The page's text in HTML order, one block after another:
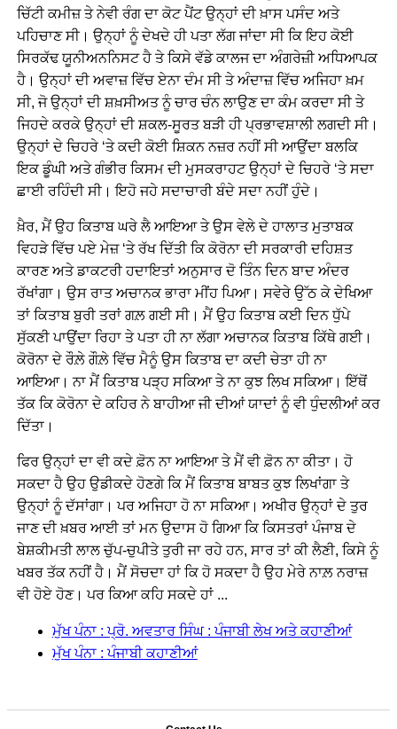
ਚਿੱਟੀ ਕਮੀਜ਼ ਤੇ ਨੇਵੀ ਰੰਗ ਦਾ ਕੋਟ ਪੈਂਟ ਉਨ੍ਹਾਂ ਦੀ ਖ਼ਾਸ ਪਸੰਦ ਅਤੇ
ਪਹਿਚਾਣ ਸੀ। ਉਨ੍ਹਾਂ ਨੂੰ ਦੇਖਦੇ ਹੀ ਪਤਾ ਲੱਗ ਜਾਂਦਾ ਸੀ ਕਿ ਇਹ ਕੋਈ
ਸਿਰਕੱਢ ਯੂਨੀਅਨਨਿਸਟ ਹੈ ਤੇ ਕਿਸੇ ਵੱਡੇ ਕਾਲਜ ਦਾ ਅੰਗਰੇਜ਼ੀ ਅਧਿਆਪਕ
ਹੈ। ਉਨ੍ਹਾਂ ਦੀ ਅਵਾਜ਼ ਵਿੱਚ ਏਨਾ ਦੰਮ ਸੀ ਤੇ ਅੰਦਾਜ਼ ਵਿੱਚ ਅਜਿਹਾ ਖ਼ਮ
ਸੀ, ਜੋ ਉਨ੍ਹਾਂ ਦੀ ਸ਼ਖ਼ਸੀਅਤ ਨੂੰ ਚਾਰ ਚੰਨ ਲਾਉਣ ਦਾ ਕੰਮ ਕਰਦਾ ਸੀ ਤੇ
ਜਿਹਦੇ ਕਰਕੇ ਉਨ੍ਹਾਂ ਦੀ ਸ਼ਕਲ-ਸੂਰਤ ਬੜੀ ਹੀ ਪ੍ਰਭਾਵਸ਼ਾਲੀ ਲਗਦੀ ਸੀ।
ਉਨ੍ਹਾਂ ਦੇ ਚਿਹਰੇ ‘ਤੇ ਕਦੀ ਕੋਈ ਸ਼ਿਕਨ ਨਜ਼ਰ ਨਹੀਂ ਸੀ ਆਉਂਦਾ ਬਲਕਿ
ਇਕ ਡੂੰਘੀ ਅਤੇ ਗੰਭੀਰ ਕਿਸਮ ਦੀ ਮੁਸਕਰਾਹਟ ਉਨ੍ਹਾਂ ਦੇ ਚਿਹਰੇ ‘ਤੇ ਸਦਾ
ਛਾਈ ਰਹਿੰਦੀ ਸੀ। ਇਹੋ ਜਹੇ ਸਦਾਚਾਰੀ ਬੰਦੇ ਸਦਾ ਨਹੀਂ ਹੁੰਦੇ।
ਖ਼ੈਰ, ਮੈਂ ਉਹ ਕਿਤਾਬ ਘਰੇ ਲੈ ਆਇਆ ਤੇ ਉਸ ਵੇਲੇ ਦੇ ਹਾਲਾਤ ਮੁਤਾਬਕ
ਵਿਹੜੇ ਵਿੱਚ ਪਏ ਮੇਜ਼ ‘ਤੇ ਰੱਖ ਦਿੱਤੀ ਕਿ ਕੋਰੋਨਾ ਦੀ ਸਰਕਾਰੀ ਦਹਿਸ਼ਤ
ਕਾਰਣ ਅਤੇ ਡਾਕਟਰੀ ਹਦਾਇਤਾਂ ਅਨੁਸਾਰ ਦੋ ਤਿੰਨ ਦਿਨ ਬਾਦ ਅੰਦਰ
ਰੱਖਾਂਗਾ। ਉਸ ਰਾਤ ਅਚਾਨਕ ਭਾਰਾ ਮੀਂਹ ਪਿਆ। ਸਵੇਰੇ ਉੱਠ ਕੇ ਦੇਖਿਆ
ਤਾਂ ਕਿਤਾਬ ਬੁਰੀ ਤਰਾਂ ਗਲ਼ ਗਈ ਸੀ। ਮੈਂ ਉਹ ਕਿਤਾਬ ਕਈ ਦਿਨ ਧੁੱਪੇ
ਸੁੱਕਣੀ ਪਾਉਂਦਾ ਰਿਹਾ ਤੇ ਪਤਾ ਹੀ ਨਾ ਲੱਗਾ ਅਚਾਨਕ ਕਿਤਾਬ ਕਿੱਥੇ ਗਈ।
ਕੋਰੋਨਾ ਦੇ ਰੌਲ਼ੇ ਗੌਲ਼ੇ ਵਿੱਚ ਮੈਨੂੰ ਉਸ ਕਿਤਾਬ ਦਾ ਕਦੀ ਚੇਤਾ ਹੀ ਨਾ
ਆਇਆ। ਨਾ ਮੈਂ ਕਿਤਾਬ ਪੜ੍ਹ ਸਕਿਆ ਤੇ ਨਾ ਕੁਝ ਲਿਖ ਸਕਿਆ। ਇੱਥੋਂ
ਤੱਕ ਕਿ ਕੋਰੋਨਾ ਦੇ ਕਹਿਰ ਨੇ ਬਾਹੀਆ ਜੀ ਦੀਆਂ ਯਾਦਾਂ ਨੂੰ ਵੀ ਧੁੰਦਲੀਆਂ ਕਰ
ਦਿੱਤਾ।
ਫਿਰ ਉਨ੍ਹਾਂ ਦਾ ਵੀ ਕਦੇ ਫ਼ੋਨ ਨਾ ਆਇਆ ਤੇ ਮੈਂ ਵੀ ਫ਼ੋਨ ਨਾ ਕੀਤਾ। ਹੋ
ਸਕਦਾ ਹੈ ਉਹ ਉਡੀਕਦੇ ਹੋਣਗੇ ਕਿ ਮੈਂ ਕਿਤਾਬ ਬਾਬਤ ਕੁਝ ਲਿਖਾਂਗਾ ਤੇ
ਉਨ੍ਹਾਂ ਨੂੰ ਦੱਸਾਂਗਾ। ਪਰ ਅਜਿਹਾ ਹੋ ਨਾ ਸਕਿਆ। ਅਖੀਰ ਉਨ੍ਹਾਂ ਦੇ ਤੁਰ
ਜਾਣ ਦੀ ਖ਼ਬਰ ਆਈ ਤਾਂ ਮਨ ਉਦਾਸ ਹੋ ਗਿਆ ਕਿ ਕਿਸਤਰਾਂ ਪੰਜਾਬ ਦੇ
ਬੇਸ਼ਕੀਮਤੀ ਲਾਲ ਚੁੱਪ-ਚੁਪੀਤੇ ਤੁਰੀ ਜਾ ਰਹੇ ਹਨ, ਸਾਰ ਤਾਂ ਕੀ ਲੈਣੀ, ਕਿਸੇ ਨੂੰ
ਖਬਰ ਤੱਕ ਨਹੀਂ ਹੈ। ਮੈਂ ਸੋਚਦਾ ਹਾਂ ਕਿ ਹੋ ਸਕਦਾ ਹੈ ਉਹ ਮੇਰੇ ਨਾਲ਼ ਨਰਾਜ਼
ਵੀ ਹੋਏ ਹੋਣ। ਪਰ ਕਿਆ ਕਹਿ ਸਕਦੇ ਹਾਂ ...
ਮੁੱਖ ਪੰਨਾ : ਪ੍ਰੋ. ਅਵਤਾਰ ਸਿੰਘ : ਪੰਜਾਬੀ ਲੇਖ ਅਤੇ ਕਹਾਣੀਆਂ
ਮੁੱਖ ਪੰਨਾ : ਪੰਜਾਬੀ ਕਹਾਣੀਆਂ